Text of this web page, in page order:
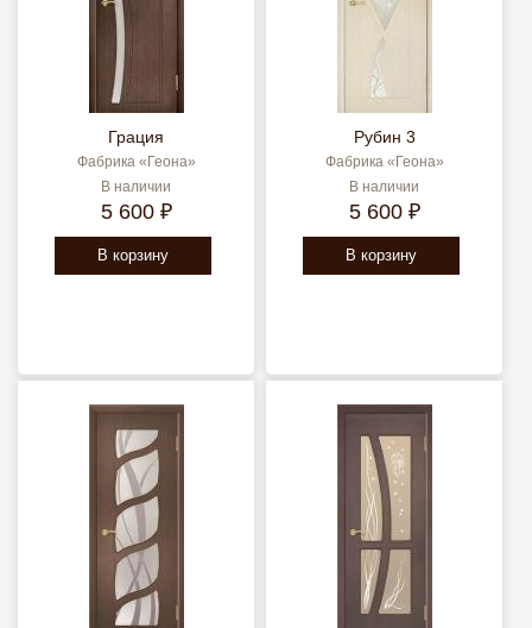
Грация
Фабрика «Геона»
В наличии
5 600 ₽
В корзину
Рубин 3
Фабрика «Геона»
В наличии
5 600 ₽
В корзину